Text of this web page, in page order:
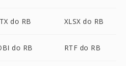
do RB XLSX do RB
do RB RTF do RB